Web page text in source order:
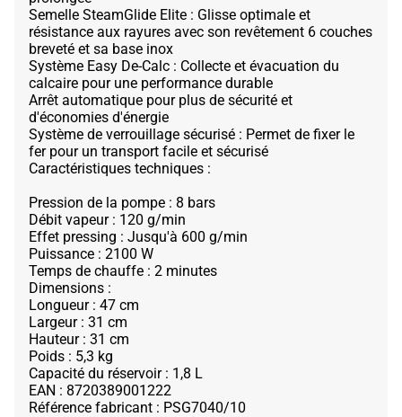
Semelle SteamGlide Elite : Glisse optimale et
résistance aux rayures avec son revêtement 6 couches
breveté et sa base inox
Système Easy De-Calc : Collecte et évacuation du
calcaire pour une performance durable
Arrêt automatique pour plus de sécurité et
d'économies d'énergie
Système de verrouillage sécurisé : Permet de fixer le
fer pour un transport facile et sécurisé
Caractéristiques techniques :
Pression de la pompe : 8 bars
Débit vapeur : 120 g/min
Effet pressing : Jusqu'à 600 g/min
Puissance : 2100 W
Temps de chauffe : 2 minutes
Dimensions :
Longueur : 47 cm
Largeur : 31 cm
Hauteur : 31 cm
Poids : 5,3 kg
Capacité du réservoir : 1,8 L
EAN : 8720389001222
Référence fabricant : PSG7040/10